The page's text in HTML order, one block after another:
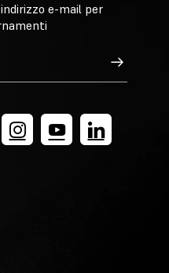
e-mail per
Registrati